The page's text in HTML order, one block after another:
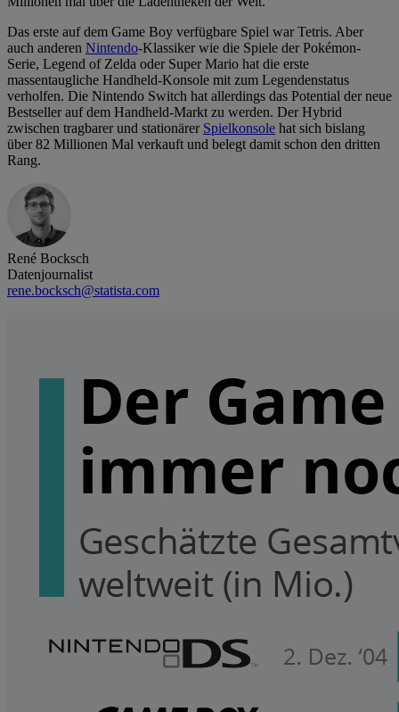
Das erste auf dem Game Boy verfügbare Spiel war Tetris. Aber
auch anderen Nintendo-Klassiker wie die Spiele der Pokémon-
Serie, Legend of Zelda oder Super Mario hat die erste
massentaugliche Handheld-Konsole mit zum Legendenstatus
verholfen. Die Nintendo Switch hat allerdings das Potential der neue
Bestseller auf dem Handheld-Markt zu werden. Der Hybrid
zwischen tragbarer und stationärer Spielkonsole hat sich bislang
über 82 Millionen Mal verkauft und belegt damit schon den dritten
Rang.
René Bocksch
Datenjournalist
rene.bocksch@statista.com